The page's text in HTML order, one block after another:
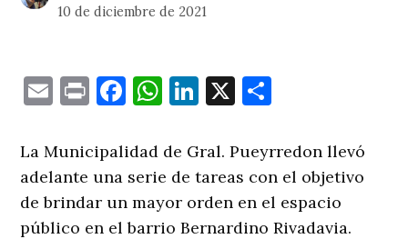
10 de diciembre de 2021
EmailPrintFacebook
WhatsApp
LinkedIn
X
La Municipalidad de Gral. Pueyrredon llevó
adelante una serie de tareas con el objetivo
de brindar un mayor orden en el espacio
público en el barrio Bernardino Rivadavia.